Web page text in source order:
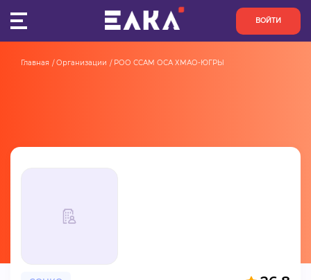
ВОЙТИ
ОРГАНИЗАЦИИ
ПРОЕКТЫ
Главная Организации РОО ССАМ ОСА ХМАО-ЮГРЫ